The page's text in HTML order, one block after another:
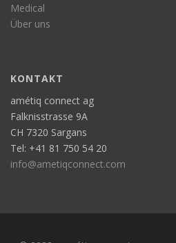
Medical
Über uns
KONTAKT
amétiq connect ag
Falknisstrasse 9A
CH 7320 Sargans
Tel: +41 81 750 54 20
info@ametiqconnect.com